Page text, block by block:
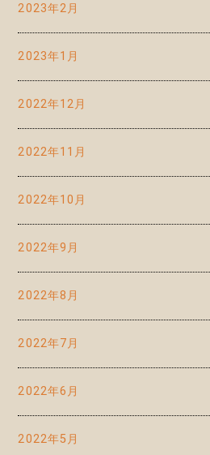
2023年2月
2023年1月
2022年12月
2022年11月
2022年10月
2022年9月
2022年8月
2022年7月
2022年6月
2022年5月